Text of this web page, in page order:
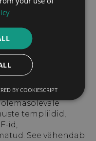
kuus
ülesannetelt
umbes 1,5
nimekiri, mille
ja juhatus.
vaja välist
templiidid,
id,
See vähendab
BY COOKIESCRIPT